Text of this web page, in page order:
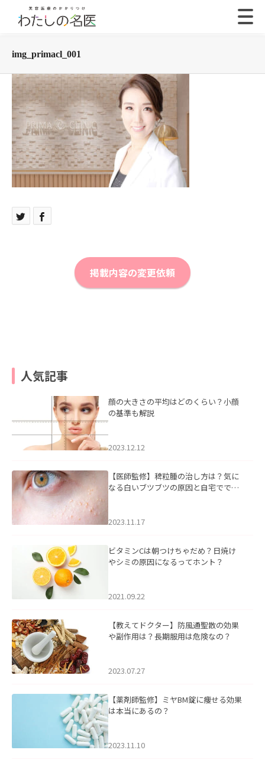
img_primacl_001
掲載内容の変更依頼
人気記事
顔の大きさの平均はどのくらい？小顔
の基準も解説
2023.12.12
【医師監修】稗粒腫の治し方は？気に
なる白いブツブツの原因と自宅ででき
2023.11.17
ビタミンCは朝つけちゃだめ？日焼け
やシミの原因になるってホント？
2021.09.22
【教えてドクター】防風通聖散の効果
や副作用は？長期服用は危険なの？
2023.07.27
【薬剤師監修】ミヤBM錠に痩せる効果
は本当にあるの？
2023.11.10